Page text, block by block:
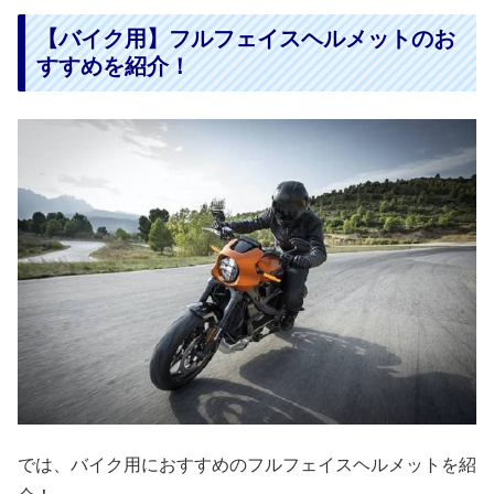
【バイク用】フルフェイスヘルメットのお
すすめを紹介！
では、バイク用におすすめのフルフェイスヘルメットを紹